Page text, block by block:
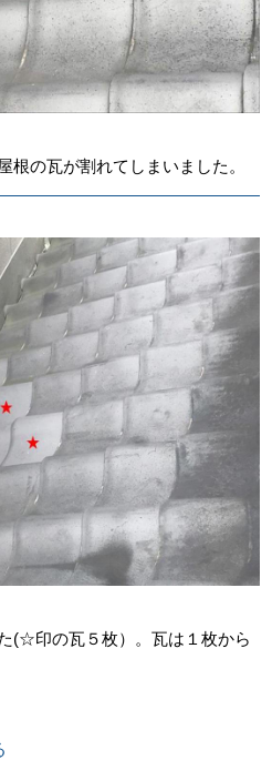
根の瓦が割れてしまいました。
(☆印の瓦５枚）。瓦は１枚から